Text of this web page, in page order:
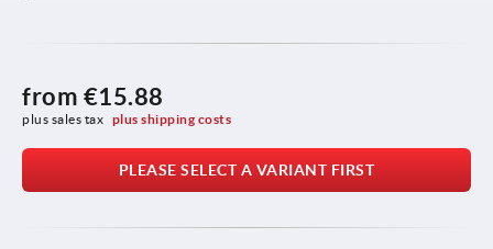
from €15.88
plus sales tax plus shipping costs
PLEASE SELECT A VARIANT FIRST